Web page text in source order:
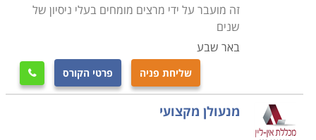
חודשים לקבל תעודה מקצועית בתחום, אשר באמצעותה
ניתן להשתלב במקומות עבודה רבים כשכיר או לחילופין
היכן ניתן ללמוד
זה מועבר על ידי מרצים מומחים בעלי ניסיון של
שנים
באר שבע
שליחת פניה פרטי הקורס 
מנעולן מקצועי